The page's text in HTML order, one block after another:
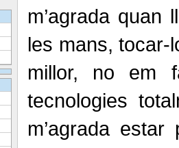
m’agrada quan
les mans, tocar-
millor, no em
tecnologies
m’agrada